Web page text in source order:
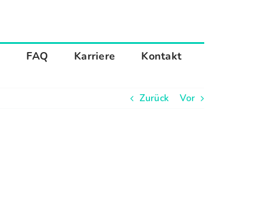
FAQ Karriere Kontakt
Zurück Vor